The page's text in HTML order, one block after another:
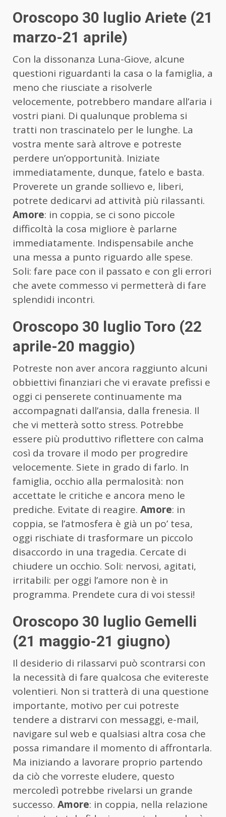
Oroscopo 30 luglio Ariete (21
marzo-21 aprile)
Con la dissonanza Luna-Giove, alcune
questioni riguardanti la casa o la famiglia, a
meno che riusciate a risolverle
velocemente, potrebbero mandare all’aria i
vostri piani. Di qualunque problema si
tratti non trascinatelo per le lunghe. La
vostra mente sarà altrove e potreste
perdere un’opportunità. Iniziate
immediatamente, dunque, fatelo e basta.
Proverete un grande sollievo e, liberi,
potrete dedicarvi ad attività più rilassanti.
Amore: in coppia, se ci sono piccole
difficoltà la cosa migliore è parlarne
immediatamente. Indispensabile anche
una messa a punto riguardo alle spese.
Soli: fare pace con il passato e con gli errori
che avete commesso vi permetterà di fare
splendidi incontri.
Oroscopo 30 luglio Toro (22
aprile-20 maggio)
Potreste non aver ancora raggiunto alcuni
obbiettivi finanziari che vi eravate prefissi e
oggi ci penserete continuamente ma
accompagnati dall’ansia, dalla frenesia. Il
che vi metterà sotto stress. Potrebbe
essere più produttivo riflettere con calma
così da trovare il modo per progredire
velocemente. Siete in grado di farlo. In
famiglia, occhio alla permalosità: non
accettate le critiche e ancora meno le
prediche. Evitate di reagire. Amore: in
coppia, se l’atmosfera è già un po’ tesa,
oggi rischiate di trasformare un piccolo
disaccordo in una tragedia. Cercate di
chiudere un occhio. Soli: nervosi, agitati,
irritabili: per oggi l’amore non è in
programma. Prendete cura di voi stessi!
Oroscopo 30 luglio Gemelli
(21 maggio-21 giugno)
Il desiderio di rilassarvi può scontrarsi con
la necessità di fare qualcosa che evitereste
volentieri. Non si tratterà di una questione
importante, motivo per cui potreste
tendere a distrarvi con messaggi, e-mail,
navigare sul web e qualsiasi altra cosa che
possa rimandare il momento di affrontarla.
Ma iniziando a lavorare proprio partendo
da ciò che vorreste eludere, questo
mercoledì potrebbe rivelarsi un grande
successo. Amore: in coppia, nella relazione